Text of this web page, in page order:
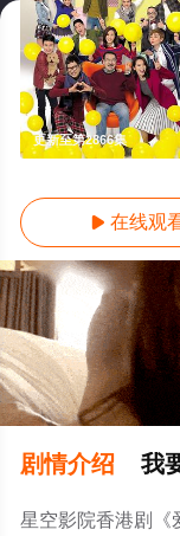
更新至第2866集
 在线观
剧情介绍 我
星空影院香港剧《